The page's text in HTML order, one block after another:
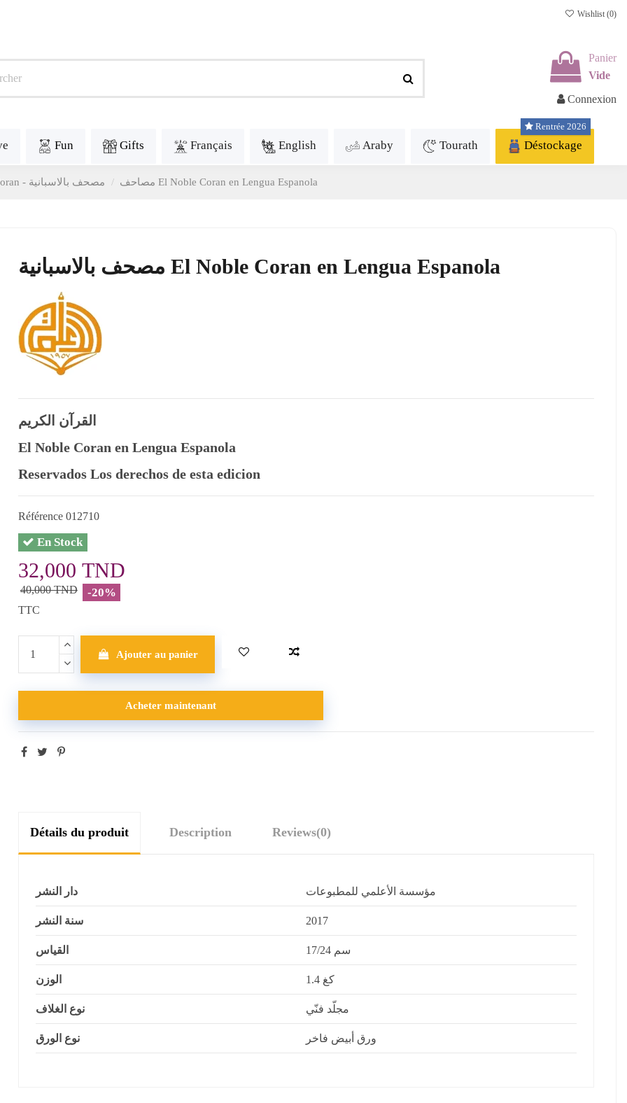
Wishlist (0)
Panier
Vide
Connexion
Fun Gifts Français English Araby Tourath Déstockage
Rentrée 2026
Coran - مصاحف مصحف بالاسبانية El Noble Coran en Lengua Espanola
مصحف بالاسبانية El Noble Coran en Lengua Espanola
القرآن الكريم
El Noble Coran en Lengua Espanola
Reservados Los derechos de esta edicion
Référence 012710
En Stock
32,000 TND
40,000 TND -20%
TTC
Ajouter au panier
Acheter maintenant
Détails du produit Description Reviews(0)
دار النشر مؤسسة الأعلمي للمطبوعات
سنة النشر 2017
القياس 17/24 سم
الوزن 1.4 كغ
نوع الغلاف مجلّد فنّي
نوع الورق ورق أبيض فاخر